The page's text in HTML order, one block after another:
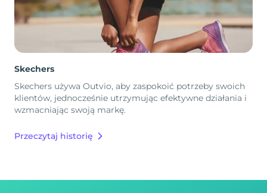
Skechers
Skechers używa Outvio, aby zaspokoić potrzeby swoich
klientów, jednocześnie utrzymując efektywne działania i
wzmacniając swoją markę.
Przeczytaj historię